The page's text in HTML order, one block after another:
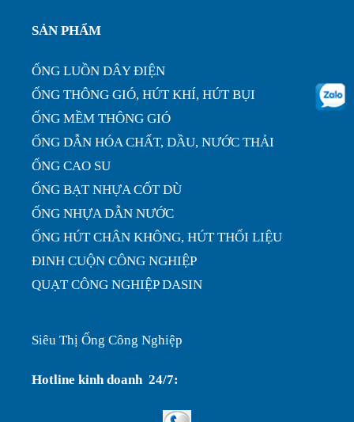
nhà xưở...
SẢN PHẨM
ỐNG LUỒN DÂY ĐIỆN
ỐNG THÔNG GIÓ, HÚT KHÍ, HÚT BỤI
ỐNG MỀM THÔNG GIÓ
ỐNG DẪN HÓA CHẤT, DẦU, NƯỚC THẢI
ỐNG CAO SU
ỐNG BẠT NHỰA CỐT DÙ
ỐNG NHỰA DẪN NƯỚC
ỐNG HÚT CHÂN KHÔNG, HÚT THỔI LIỆU
ĐINH CUỘN CÔNG NGHIỆP
QUẠT CÔNG NGHIỆP DASIN
Siêu Thị Ống Công Nghiệp
Hotline kinh doanh 24/7: